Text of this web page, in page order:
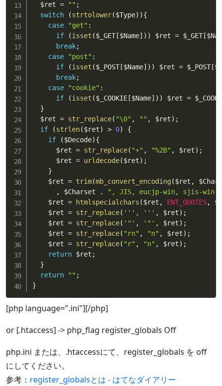
$ret = "" ;
switch
(strtolower($Type) ){
case
"get" :
if
(isset ($_GET[$Name] ) ) $ret = $_GET[
break;
case
"post" :
if
(isset ($_POST[$Name] ) ) $ret = $_POST[
break;
case
"cookie" :
if
(isset ($_COOKIE [$Name] ) ) $ret =
}
$ret = str_replace( "\0" , "" , $ret) ;
if
(strlen($ret) > 0)
{
if
($Decode){
$ret = str_replace( "+" , "%2B" , $ret) ;
$ret = urldecode($ret) ;
}
$ret = trim(mb_convert_encoding($ret ,
,
$Charset .
", JIS, eucjp-win, sjis-win,
$ret = htmlspecialchars ($ret , ENT_QUOTES,
$ret = str_replace( '' ', ' '' , $ret) ;
$ret = str_replace( '"' , '"' , $ret) ;
$ret = str_replace( "rn" , "n" , $ret) ;
$ret = str_replace( "r" , "n" , $ret) ;
return $ret ;
}
return
"" ;
}
[php language=".ini"][/php]
or [.htaccess] -> php_flag register_globals Off
php.ini または、.htaccessにて、register_globals を off
にしてください。
参考： register_globalsとは - はてなダイアリー